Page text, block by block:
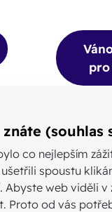
Vánoční
(souhlas
co nejlepším
spoustu
Abyste web viděli v
Proto od vás